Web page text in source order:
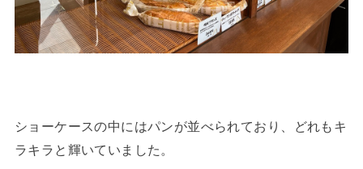
ショーケースの中にはパンが並べられており、どれもキ
ラキラと輝いていました。